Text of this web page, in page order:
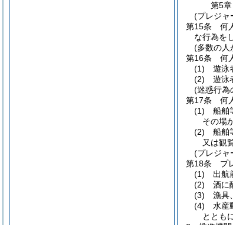
第5章
(プレジャ
第15条
何
な行為を
(多数の人
第16条
何
(1)
遊泳
(2)
遊泳
(迷惑行為
第17条
何
(1)
船舶
その場
(2)
船舶
又は観
(プレジャ
第18条
プ
(1)
出航
(2)
酒に
(3)
漁具
(4)
水産
ととも